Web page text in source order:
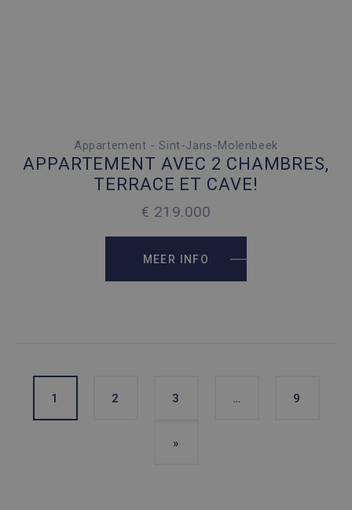
2 SLAAPKAMERS
82 M2
Appartement - Sint-Jans-Molenbeek
APPARTEMENT AVEC 2 CHAMBRES,
TERRACE ET CAVE!
€ 219.000
MEER INFO
1 2 3 … 9
»